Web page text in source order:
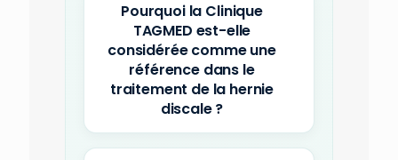
Pourquoi la Clinique
TAGMED est-elle
considérée comme une
référence dans le
traitement de la hernie
discale ?